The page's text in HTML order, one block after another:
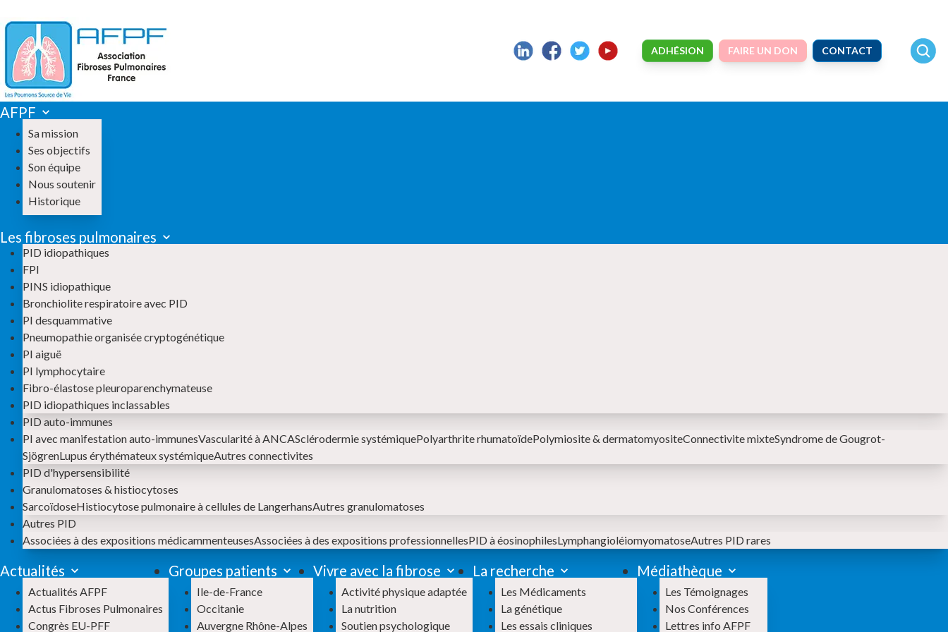
ADHÉSION FAIRE UN DON CONTACT
AFPF
Sa mission
Ses objectifs
Son équipe
Nous soutenir
Historique
Les fibroses pulmonaires
PID idiopathiques
FPI
PINS idiopathique
Bronchiolite respiratoire avec PID
PI desquammative
Pneumopathie organisée cryptogénétique
PI aiguë
PI lymphocytaire
Fibro-élastose pleuroparenchymateuse
PID idiopathiques inclassables
PID auto-immunes
PI avec manifestation auto-immunesVascularité à ANCASclérodermie systémiquePolyarthrite rhumatoïdePolymiosite & dermatomyositeConnectivite mixteSyndrome de Gougrot-
SjögrenLupus érythémateux systémiqueAutres connectivites
PID d'hypersensibilité
Granulomatoses & histiocytoses
SarcoïdoseHistiocytose pulmonaire à cellules de LangerhansAutres granulomatoses
Autres PID
Associées à des expositions médicammenteusesAssociées à des expositions professionnellesPID à éosinophilesLymphangioléiomyomatoseAutres PID rares
Actualités
Actualités AFPF
Actus Fibroses Pulmonaires
Congrès EU-PFF
Groupes patients
Ile-de-France
Occitanie
Auvergne Rhône-Alpes
Vivre avec la fibrose
Activité physique adaptée
La nutrition
Soutien psychologique
La recherche
Les Médicaments
La génétique
Les essais cliniques
Médiathèque
Les Témoignages
Nos Conférences
Lettres info AFPF